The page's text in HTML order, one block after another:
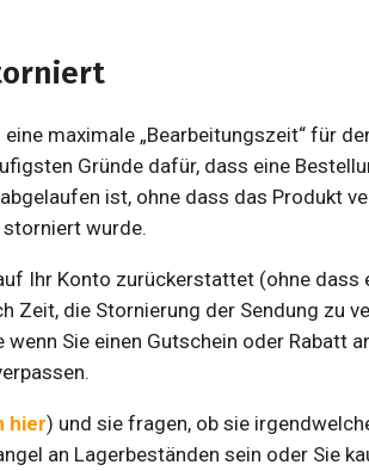
maximale „Bearbeitungszeit“ für
Gründe dafür, dass eine
ist, ohne dass das Produkt
wurde.
Ihr Konto zurückerstattet (ohne dass
Zeit, die Stornierung der Sendung zu
Sie einen Gutschein oder Rabatt
hier) und sie fragen, ob sie
an Lagerbeständen sein oder Sie